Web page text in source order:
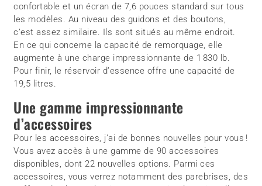
confortable et un écran de 7,6 pouces standard sur tous
les modèles. Au niveau des guidons et des boutons,
c’est assez similaire. Ils sont situés au même endroit.
En ce qui concerne la capacité de remorquage, elle
augmente à une charge impressionnante de 1 830 lb.
Pour finir, le réservoir d’essence offre une capacité de
19,5 litres.
Une gamme impressionnante
d’accessoires
Pour les accessoires, j’ai de bonnes nouvelles pour vous !
Vous avez accès à une gamme de 90 accessoires
disponibles, dont 22 nouvelles options. Parmi ces
accessoires, vous verrez notamment des parebrises, des